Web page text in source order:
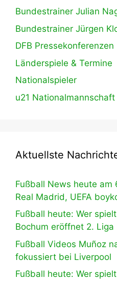
Bundestrainer Julian
Bundestrainer Jürgen
DFB Pressekonferenzen
Länderspiele & Termine
Nationalspieler
u21 Nationalmannschaft
Aktuellste
Fußball News heute am
Real Madrid, UEFA
Fußball heute: Wer
Bochum eröffnet 2. Liga
Fußball Videos Muñoz
fokussiert bei Liverpool
Fußball heute: Wer